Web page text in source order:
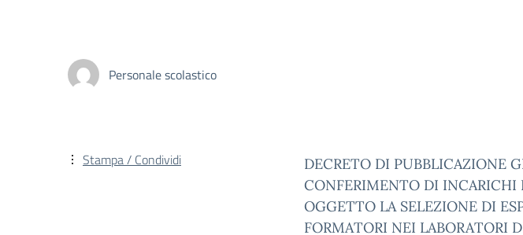
Personale scolastico
DECRETO DI PUBBLICAZIONE
CONFERIMENTO DI
OGGETTO LA SELEZIONE DI
FORMATORI NEI LABORATORI
Stampa / Condividi